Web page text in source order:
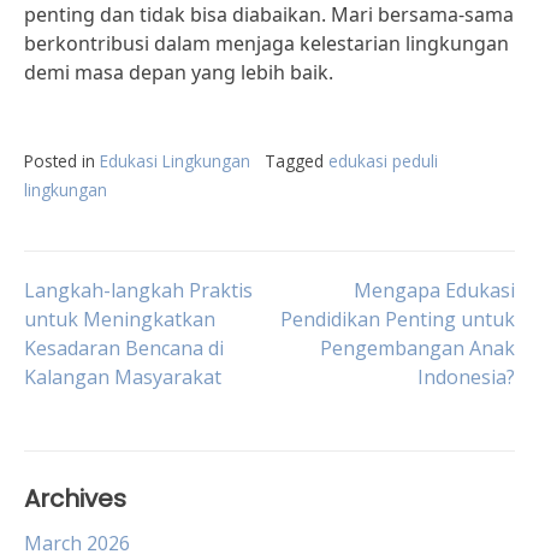
penting dan tidak bisa diabaikan. Mari bersama-sama
berkontribusi dalam menjaga kelestarian lingkungan
demi masa depan yang lebih baik.
Posted in Edukasi Lingkungan Tagged edukasi peduli
lingkungan
Post
navigation
Langkah-langkah Praktis
untuk Meningkatkan
Kesadaran Bencana di
Kalangan Masyarakat
Mengapa Edukasi
Pendidikan Penting untuk
Pengembangan Anak
Indonesia?
Archives
March 2026